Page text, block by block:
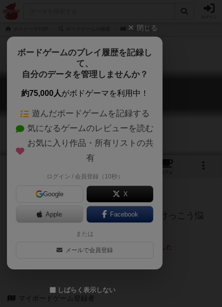
カピトール
カピトール
Capitol
カフェ
ほのぼのとした建築合戦に見えるけどけっこう悩
む。あと前代未聞の得点ボード。
最も読まれているレビューを表示しました
マイボードゲーム登録者
閉じる
ボードゲームのプレイ履歴を記録し
て、
自分のデータを管理しませんか？
約75,000人がボドゲーマを利用中！
遊んだボードゲームを記録する
気になるゲームのレビューを読む
お気に入り作品・所有リストの共
有
ログイン / 会員登録（10秒）
Google X
Apple Facebook
または
メールで会員登録
しばらく表示しない